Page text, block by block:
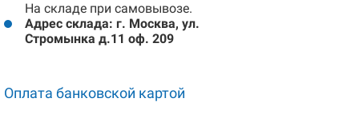
На складе при самовывозе.
Адрес склада: г. Москва, ул.
Стромынка д.11 оф. 209
Оплата банковской картой